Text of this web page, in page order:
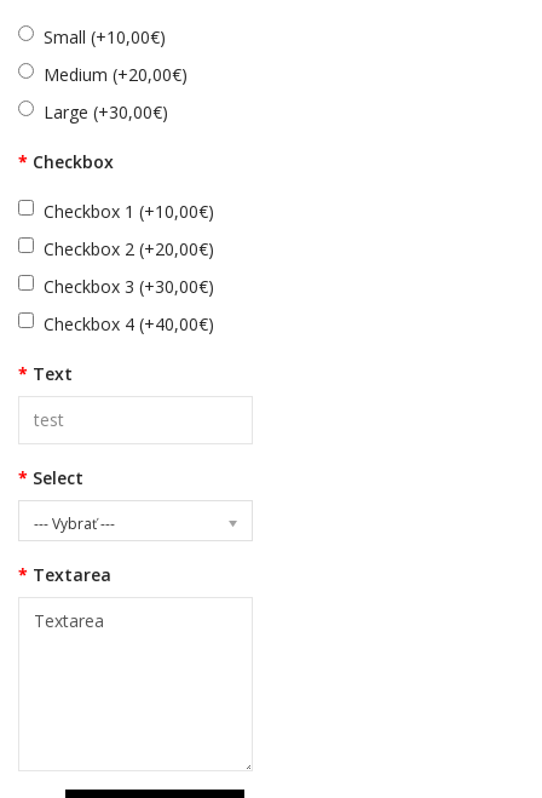
Small (+10,00€)
Medium (+20,00€)
Large (+30,00€)
Checkbox
Checkbox 1 (+10,00€)
Checkbox 2 (+20,00€)
Checkbox 3 (+30,00€)
Checkbox 4 (+40,00€)
Text
Select
--- Vybrať ---
Textarea